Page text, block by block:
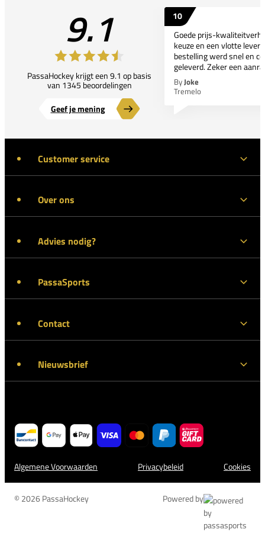
9.1
PassaHockey krijgt een 9.1 op basis
van 1345 beoordelingen
Geef je mening
10
Goede prijs-
keuze en een vlotte
bestelling werd snel en
geleverd. Zeker een
ByJoke
Tremelo
Customer service
Over ons
Advies nodig?
PassaSports
Contact
Nieuwsbrief
Algemene Voorwaarden Privacybeleid Cookies
© 2026 PassaHockey Powered by